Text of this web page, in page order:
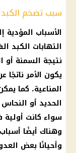
سبب تضخم الكبد
الأسباب
التهابات الكبد
نتيجة السمنة أو
يكون الأمر
المناعية، كما
الحديد أو
سواء كانت
وهناك أيضًا
وأحيانًا بعض